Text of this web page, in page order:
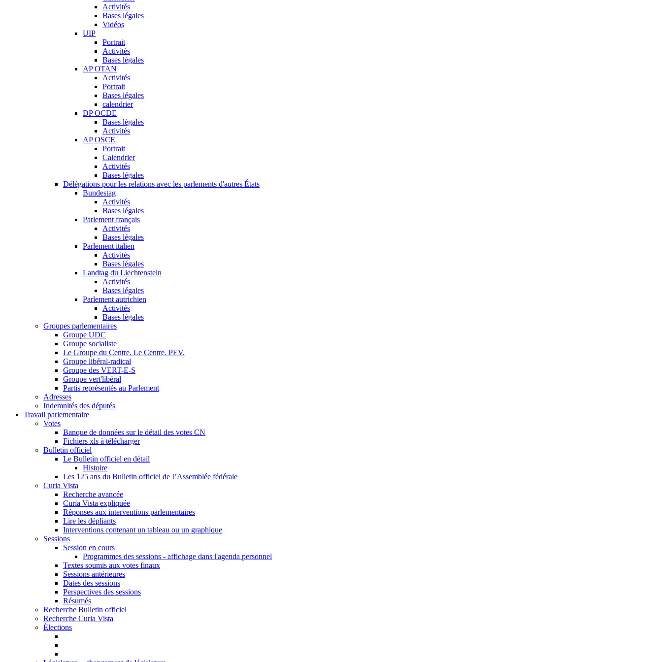
Activités
Bases légales
Vidéos
UIP
Portrait
Activités
Bases légales
AP OTAN
Activités
Portrait
Bases légales
calendrier
DP OCDE
Bases légales
Activités
AP OSCE
Portrait
Calendrier
Activités
Bases légales
Délégations pour les relations avec les parlements d'autres États
Bundestag
Activités
Bases légales
Parlement français
Activités
Bases légales
Parlement italien
Activités
Bases légales
Landtag du Liechtenstein
Activités
Bases légales
Parlement autrichien
Activités
Bases légales
Groupes parlementaires
Groupe UDC
Groupe socialiste
Le Groupe du Centre. Le Centre. PEV.
Groupe libéral-radical
Groupe des VERT-E-S
Groupe vert'libéral
Partis représentés au Parlement
Adresses
Indemnités des députés
Travail parlementaire
Votes
Banque de données sur le détail des votes CN
Fichiers xls à télécharger
Bulletin officiel
Le Bulletin officiel en détail
Histoire
Les 125 ans du Bulletin officiel de I’Assemblée fédérale
Curia Vista
Recherche avancée
Curia Vista expliquée
Réponses aux interventions parlementaires
Lire les dépliants
Interventions contenant un tableau ou un graphique
Sessions
Session en cours
Programmes des sessions - affichage dans l'agenda personnel
Textes soumis aux votes finaux
Sessions antérieures
Dates des sessions
Perspectives des sessions
Résumés
Recherche Bulletin officiel
Recherche Curia Vista
Élections